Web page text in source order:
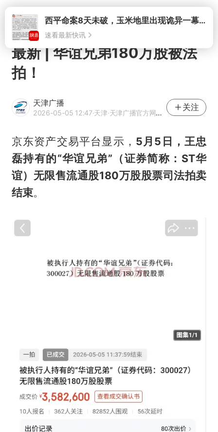
打开西平命案8天未破，玉米地里出现诡异一幕，我突然想起了欧金中
速看最新快讯
最新 | 华谊兄弟180万股被法
拍！
天津广播
2026-05-05 12:47·天津·天津广播官方网易号
关注
京东资产交易平台显示， 5月5日，王忠
磊持有的“华谊兄弟”（证券简称：ST华
谊）无限售流通股180万股股票司法拍卖
结束。